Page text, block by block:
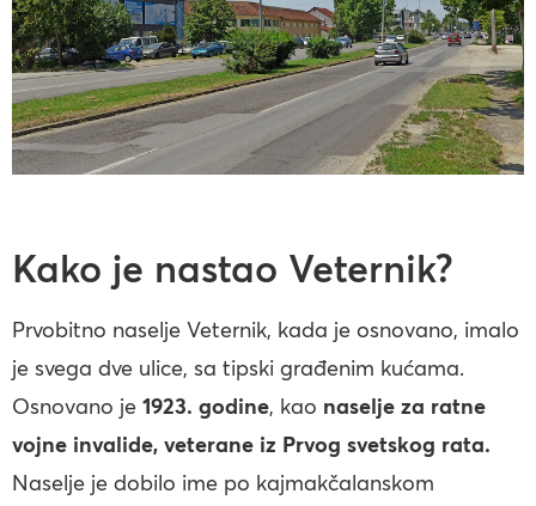
Kako je nastao Veternik?
Prvobitno naselje Veternik, kada je osnovano, imalo
je svega dve ulice, sa tipski građenim kućama.
Osnovano je 1923. godine, kao naselje za ratne
vojne invalide, veterane iz Prvog svetskog rata.
Naselje je dobilo ime po kajmakčalanskom